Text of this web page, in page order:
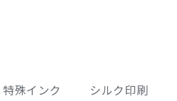
特殊インク シルク印刷